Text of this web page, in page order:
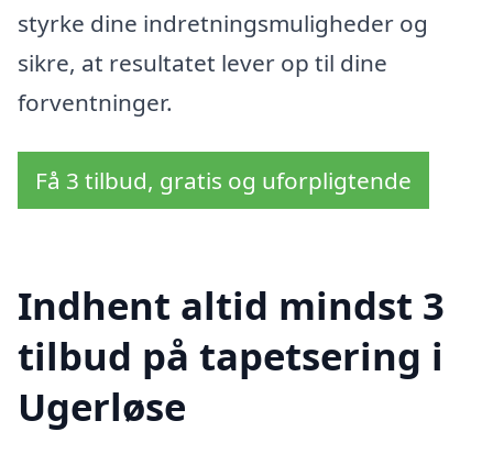
styrke dine indretningsmuligheder og
sikre, at resultatet lever op til dine
forventninger.
Få 3 tilbud, gratis og uforpligtende
Indhent altid mindst 3
tilbud på tapetsering i
Ugerløse